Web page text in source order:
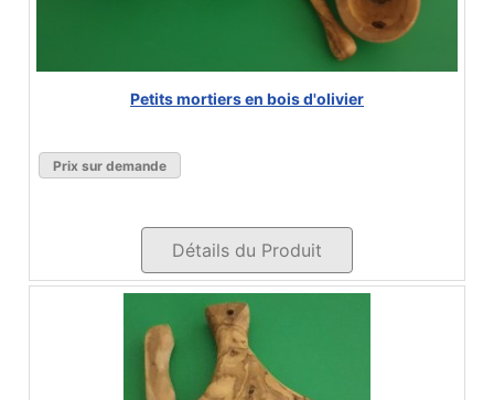
Petits mortiers en bois d'olivier
Prix sur demande
Détails du Produit